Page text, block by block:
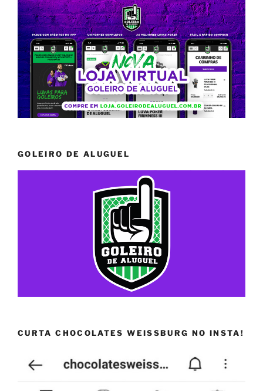
GOLEIRO DE ALUGUEL
CURTA CHOCOLATES WEISSBURG NO INSTA!